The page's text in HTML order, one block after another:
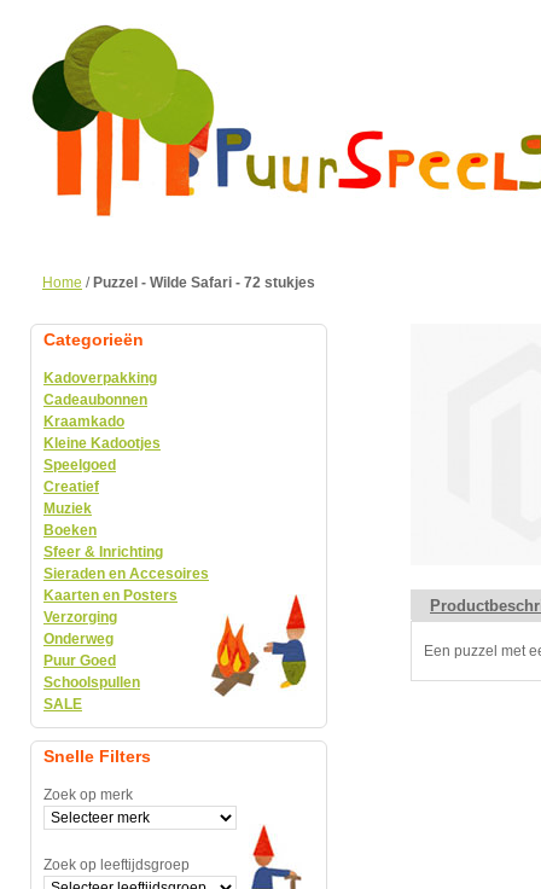
Home / Puzzel - Wilde Safari - 72 stukjes
Een puzzel met
Categorieën
Kadoverpakking
Cadeaubonnen
Kraamkado
Kleine Kadootjes
Speelgoed
Creatief
Muziek
Boeken
Sfeer & Inrichting
Sieraden en Accesoires
Kaarten en Posters
Verzorging
Onderweg
Puur Goed
Schoolspullen
SALE
Snelle Filters
Zoek op merk
Zoek op leeftijdsgroep